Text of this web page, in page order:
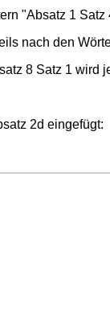
"Absatz 1
nach den
8 Satz 1 wird
2d eingefügt: